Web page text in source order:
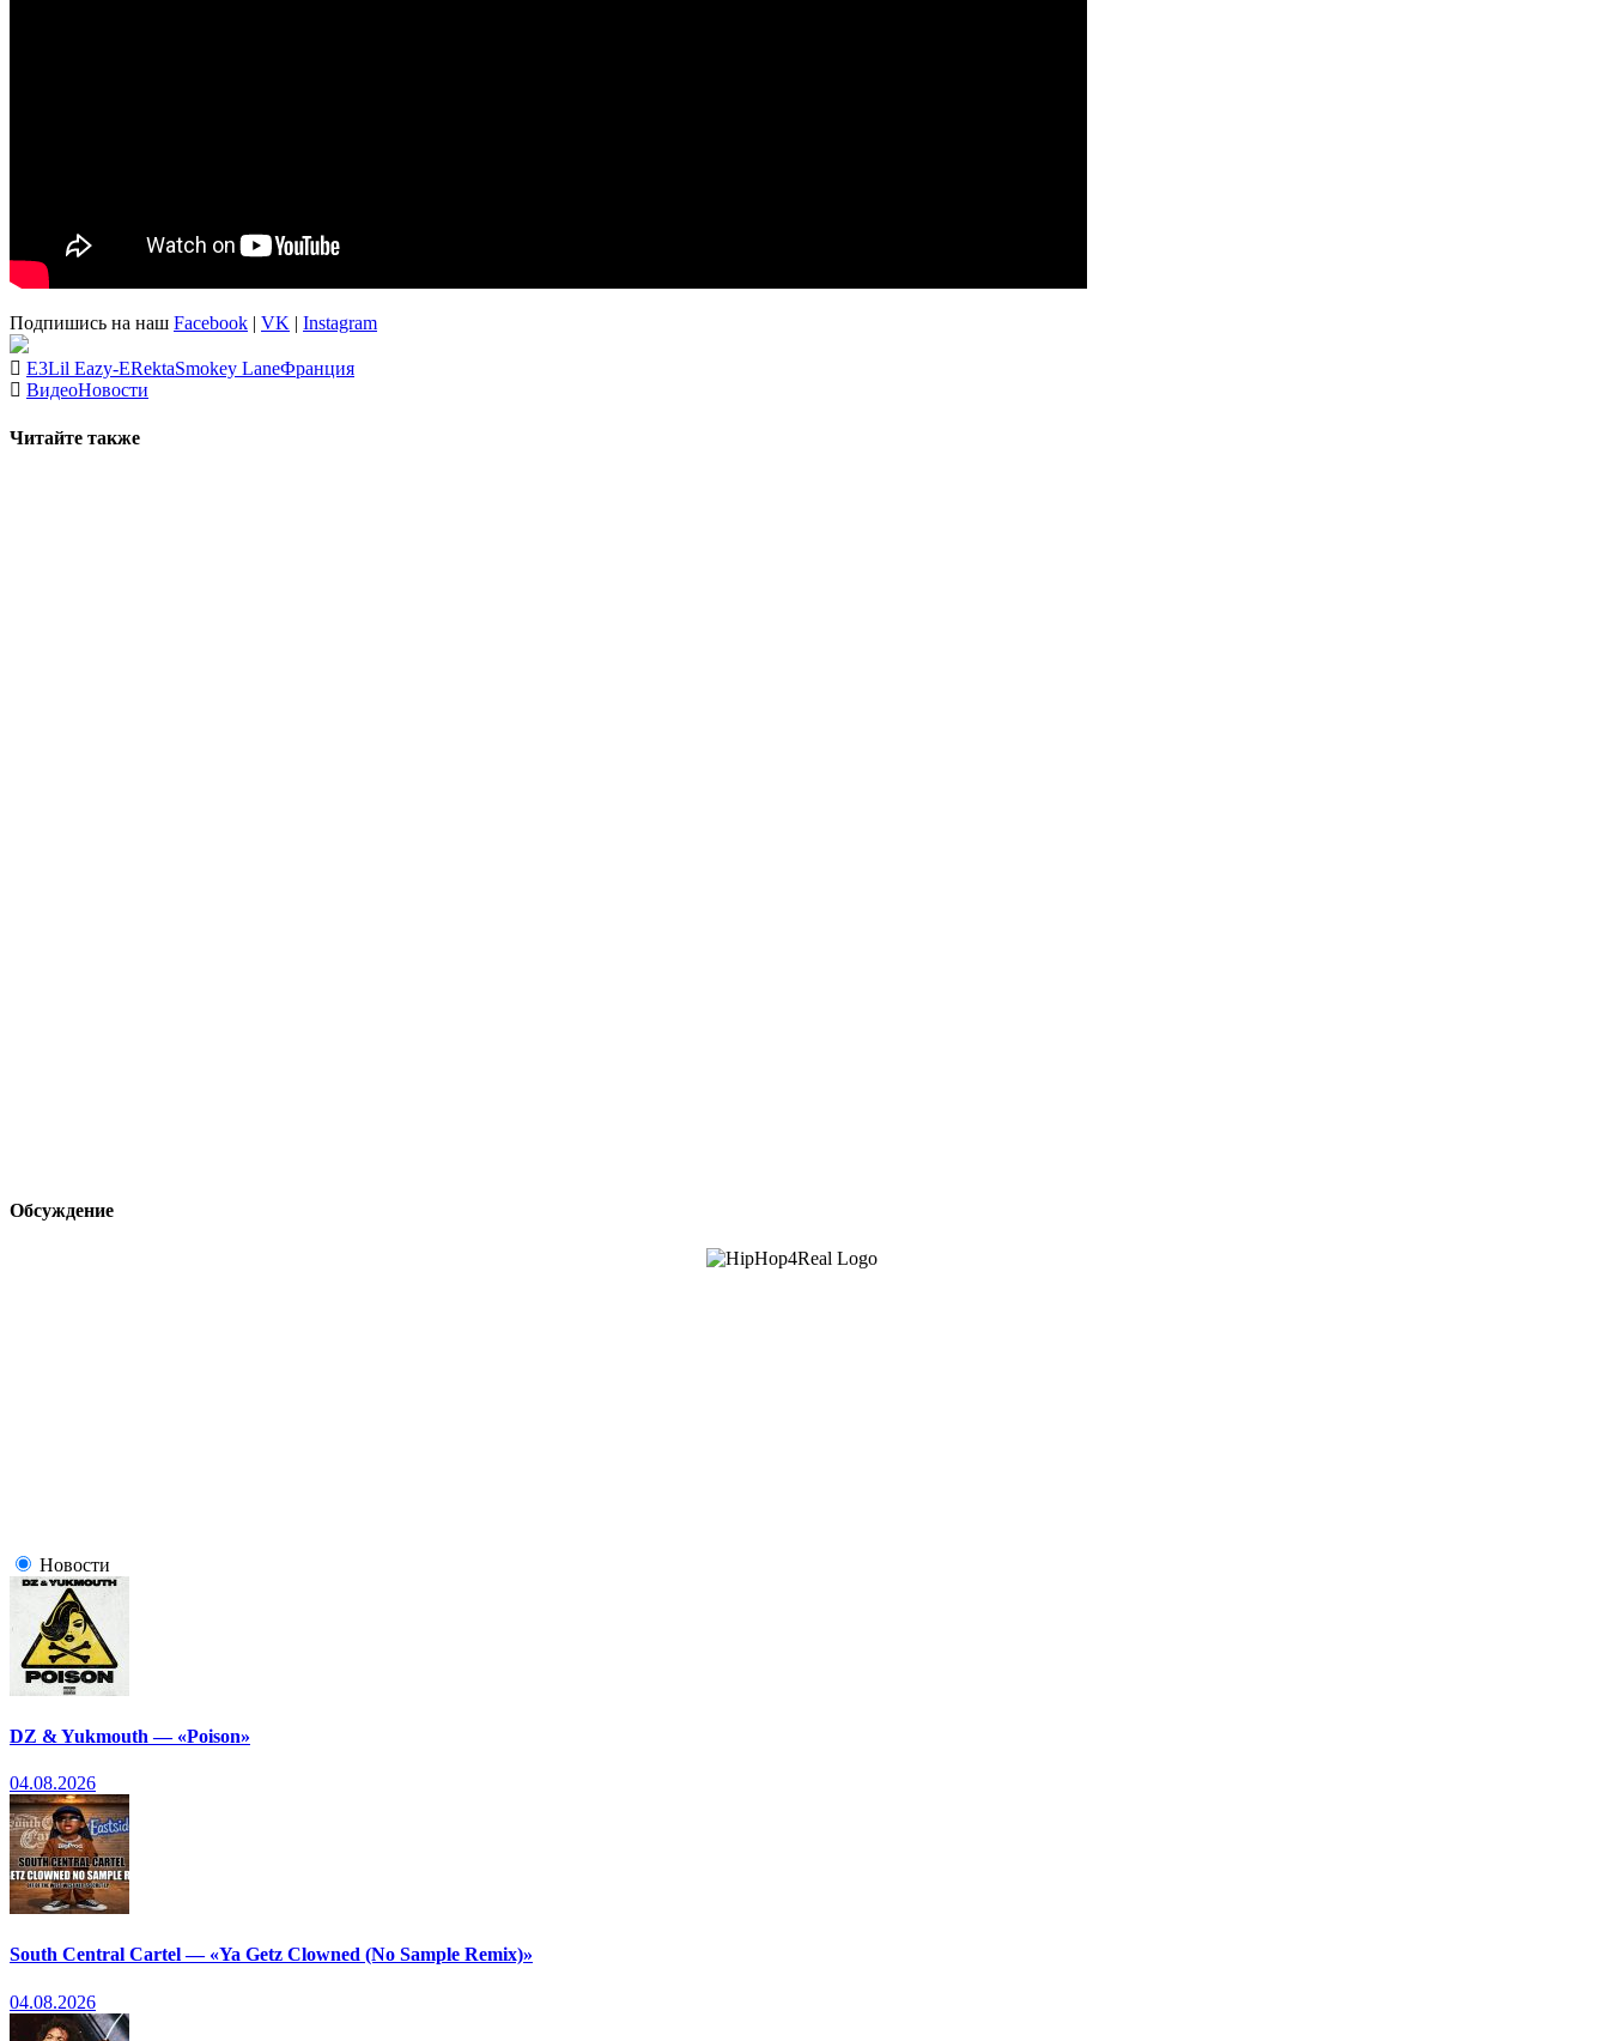
Подпишись на наш Facebook | VK | Instagram
E3Lil Eazy-ERektaSmokey LaneФранция
ВидеоНовости
Читайте также
Обсуждение
Новости
DZ & Yukmouth — «Poison»
04.08.2026
South Central Cartel — «Ya Getz Clowned (No Sample Remix)»
04.08.2026